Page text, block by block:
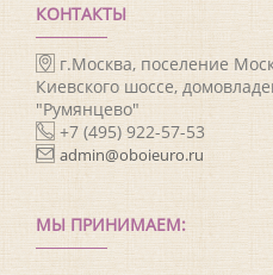
КОНТАКТЫ
г.Москва, поселение
Киевского шоссе,
"Румянцево"
+7 (495) 922-57-53
admin@oboieuro.ru
МЫ ПРИНИМАЕМ: